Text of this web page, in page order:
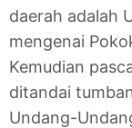
daerah adalah
mengenai
Kemudian
ditandai
Undang-